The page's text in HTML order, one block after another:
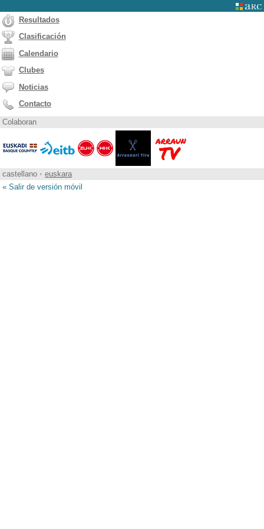
Resultados
Clasificación
Calendario
Clubes
Noticias
Contacto
Colaboran
castellano • euskara
« Salir de versión móvil